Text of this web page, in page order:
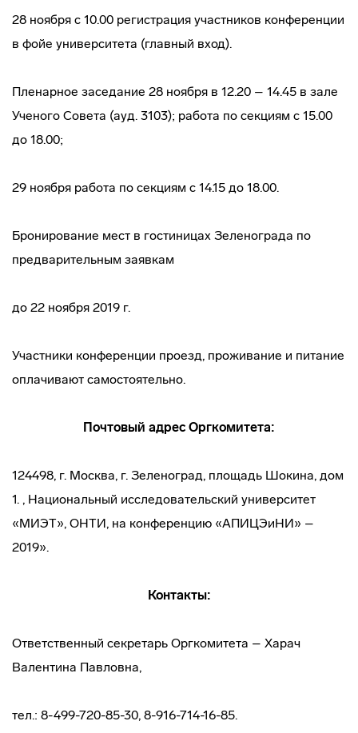
28 ноября с 10.00 регистрация участников конференции
в фойе университета (главный вход).
Пленарное заседание 28 ноября в 12.20 – 14.45 в зале
Ученого Совета (ауд. 3103); работа по секциям с 15.00
до 18.00;
29 ноября работа по секциям с 14.15 до 18.00.
Бронирование мест в гостиницах Зеленограда по
предварительным заявкам
до 22 ноября 2019 г.
Участники конференции проезд, проживание и питание
оплачивают самостоятельно.
Почтовый адрес Оргкомитета:
124498, г. Москва, г. Зеленоград, площадь Шокина, дом
1. , Национальный исследовательский университет
«МИЭТ», ОНТИ, на конференцию «АПИЦЭиНИ» –
2019».
Контакты:
Ответственный секретарь Оргкомитета – Харач
Валентина Павловна,
тел.: 8-499-720-85-30, 8-916-714-16-85.